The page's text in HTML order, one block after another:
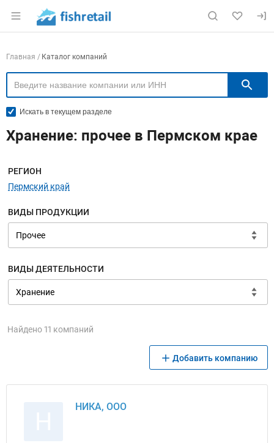
Раздел навигации по сайту fishretail.ru
Навигация по компаниям
Главная Каталог компаний
Искать в текущем разделе
Хранение: прочее в Пермском крае
Меню навигации
РЕГИОН
Пермский край
ВИДЫ ПРОДУКЦИИ
ВИДЫ ДЕЯТЕЛЬНОСТИ
Найдено 11 компаний
Добавить компанию
НИКА, ООО